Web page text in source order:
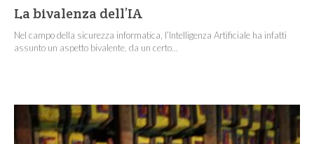
La bivalenza dell’IA
Nel campo della sicurezza informatica, l’Intelligenza Artificiale ha infatti
assunto un aspetto bivalente, da un certo...